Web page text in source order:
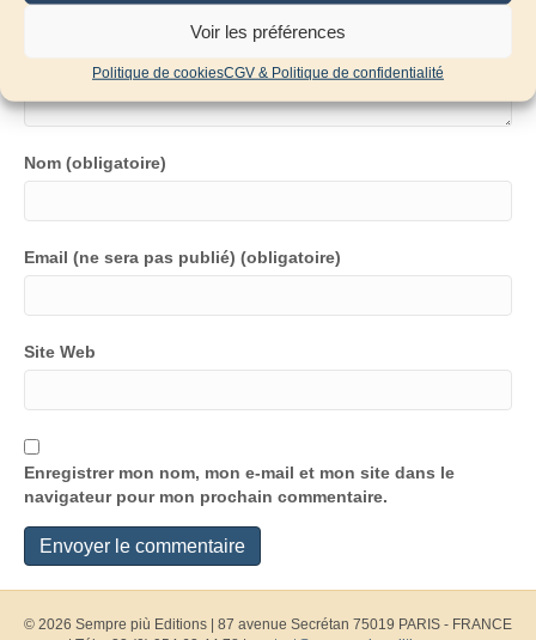
Voir les préférences
Politique de cookiesCGV & Politique de confidentialité
Nom (obligatoire)
Email (ne sera pas publié) (obligatoire)
Site Web
Enregistrer mon nom, mon e-mail et mon site dans le
navigateur pour mon prochain commentaire.
© 2026 Sempre più Editions
87 avenue Secrétan 75019 PARIS - FRANCE